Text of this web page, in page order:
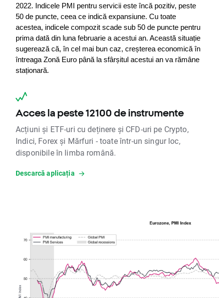
2022. Indicele PMI pentru servicii este încă pozitiv, peste
50 de puncte, ceea ce indică expansiune. Cu toate
acestea, indicele compozit scade sub 50 de puncte pentru
prima dată din luna februarie a acestui an. Această situație
sugerează că, în cel mai bun caz, creșterea economică în
întreaga Zonă Euro până la sfârșitul acestui an va rămâne
staționară.
Acces la peste 12100 de instrumente
Acțiuni și ETF-uri cu deținere și CFD-uri pe Crypto,
Indici, Forex și Mărfuri - toate într-un singur loc,
disponibile în limba română.
Descarcă aplicația